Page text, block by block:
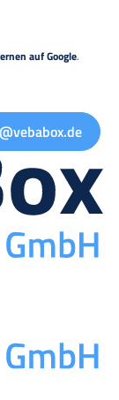
auf Google.